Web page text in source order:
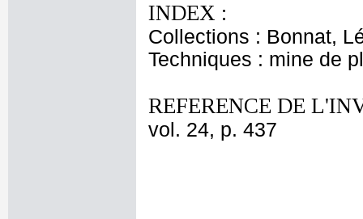
INDEX :
Collections : Bonnat,
Techniques : mine de
REFERENCE DE
vol. 24, p. 437